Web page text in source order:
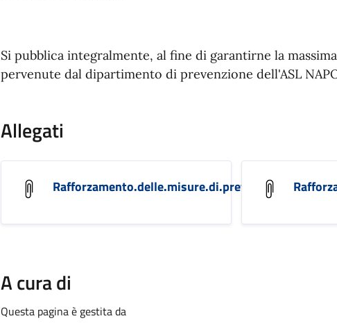
Si pubblica integralmente, al fine di garantirne la
pervenute dal dipartimento di prevenzione dell'ASL
Allegati
A cura di
Questa pagina è gestita da